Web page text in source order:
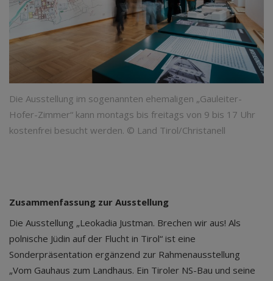
Die Ausstellung im sogenannten ehemaligen „Gauleiter-
Hofer-Zimmer“ kann montags bis freitags von 9 bis 17 Uhr
kostenfrei besucht werden. © Land Tirol/Christanell
Zusammenfassung zur Ausstellung
Die Ausstellung „Leokadia Justman. Brechen wir aus! Als
polnische Jüdin auf der Flucht in Tirol“ ist eine
Sonderpräsentation ergänzend zur Rahmenausstellung
„Vom Gauhaus zum Landhaus. Ein Tiroler NS-Bau und seine